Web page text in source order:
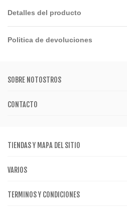
Detalles del producto
Politica de devoluciones
SOBRE NOTOSTROS
CONTACTO
TIENDAS Y MAPA DEL SITIO
VARIOS
TERMINOS Y CONDICIONES